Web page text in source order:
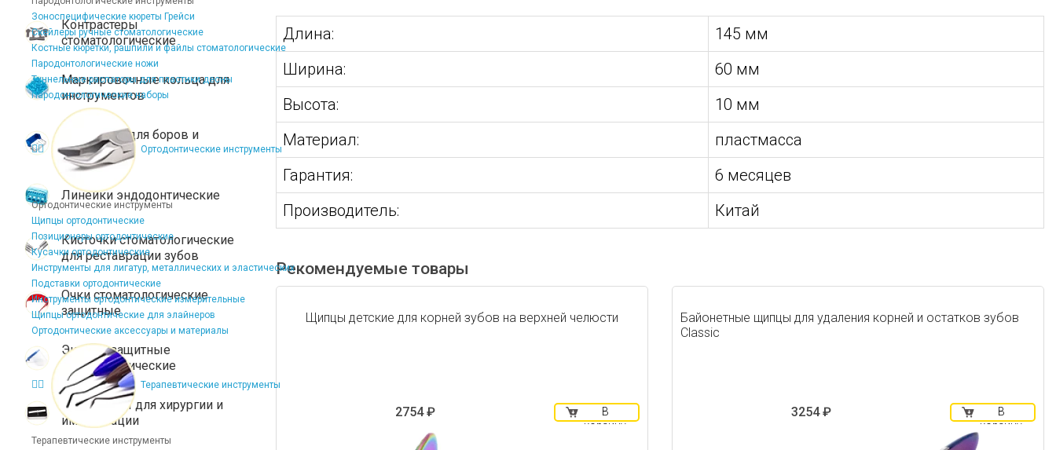
Зоноспецифические кюреты Грейси
Скейлеры ручные стоматологические
Костные кюретки, рашпили и файлы стоматологические
Пародонтологические ножи
Туннельные распаторы для пластики десны
Пародонтологические наборы
Ортодонтические инструменты
Ортодонтические инструменты
Щипцы ортодонтические
Позиционеры ортодонтические
Кусачки ортодонтические
Инструменты для лигатур, металлических и эластических
Подставки ортодонтические
Инструменты ортодонтические измерительные
Щипцы ортодонтические для элайнеров
Ортодонтические аксессуары и материалы
Терапевтические инструменты
Терапевтические инструменты
Контрастеры
стоматологические
Маркировочные кольца для
инструментов
Подставки для боров и
эндофайлов
Линейки эндодонтические
Кисточки стоматологические
для реставрации зубов
Очки стоматологические
защитные
Экраны защитные
стоматологические
Аксессуары для хирургии и
имплантации
Длина:
145 мм
Ширина:
60 мм
Высота:
10 мм
Материал:
пластмасса
Гарантия:
6 месяцев
Производитель:
Китай
Рекомендуемые товары
Щипцы детские для корней зубов на верхней челюсти
2754 ₽
В
корзину
Байонетные щипцы для удаления корней и остатков зубов
Classic
3254 ₽
В
корзину